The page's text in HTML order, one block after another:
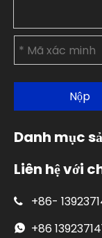
Nộp
Danh mục
Liên hệ với
 +86-
 +86